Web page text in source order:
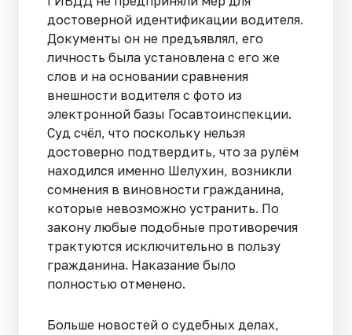
достоверной идентификации водителя.
Документы он не предъявлял, его
личность была установлена с его же
слов и на основании сравнения
внешности водителя с фото из
электронной базы Госавтоинспекции.
Суд счёл, что поскольку нельзя
достоверно подтвердить, что за рулём
находился именно Шелухин, возникли
сомнения в виновности гражданина,
которые невозможно устранить. По
закону любые подобные противоречия
трактуются исключительно в пользу
гражданина. Наказание было
полностью отменено.
Больше новостей о судебных делах,